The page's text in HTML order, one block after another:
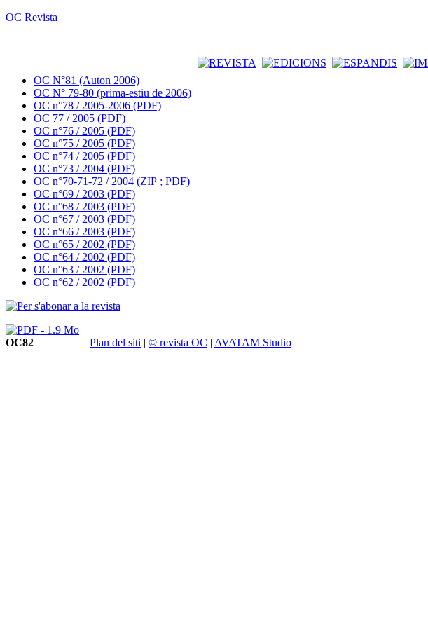
OC Revista
OC N°81 (Auton 2006)
OC N° 79-80 (prima-estiu de 2006)
OC n°78 / 2005-2006 (PDF)
OC 77 / 2005 (PDF)
OC n°76 / 2005 (PDF)
OC n°75 / 2005 (PDF)
OC n°74 / 2005 (PDF)
OC n°73 / 2004 (PDF)
OC n°70-71-72 / 2004 (ZIP ; PDF)
OC n°69 / 2003 (PDF)
OC n°68 / 2003 (PDF)
OC n°67 / 2003 (PDF)
OC n°66 / 2003 (PDF)
OC n°65 / 2002 (PDF)
OC n°64 / 2002 (PDF)
OC n°63 / 2002 (PDF)
OC n°62 / 2002 (PDF)
OC82 Plan del siti | © revista OC | AVATAM Studio